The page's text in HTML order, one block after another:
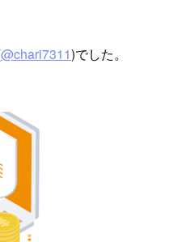
@chari7311)でした。